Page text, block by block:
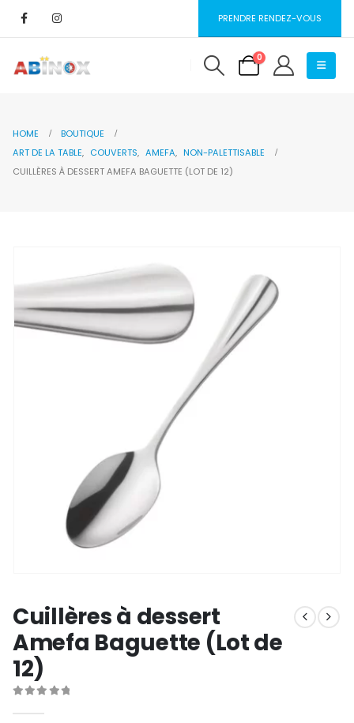
PRENDRE RENDEZ-VOUS
0
HOME
BOUTIQUE
ART DE LA TABLE, COUVERTS, AMEFA, NON-PALETTISABLE
CUILLÈRES À DESSERT AMEFA BAGUETTE (LOT DE 12)
Cuillères à dessert
Amefa Baguette (Lot de
12)